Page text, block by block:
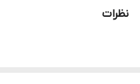
نظرات